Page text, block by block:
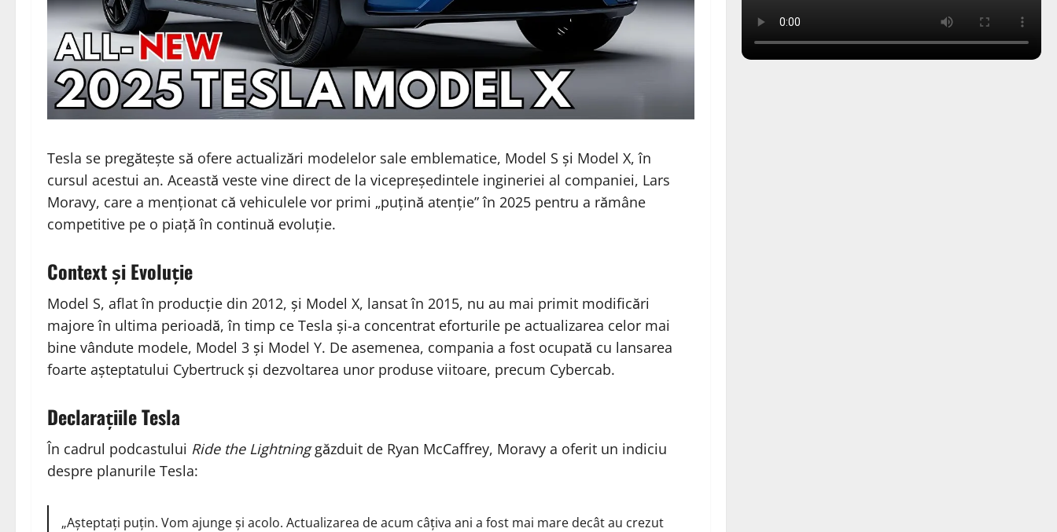
Tesla se pregătește să ofere actualizări modelelor sale emblematice, Model S și Model X, în
cursul acestui an. Această veste vine direct de la vicepreședintele ingineriei al companiei, Lars
Moravy, care a menționat că vehiculele vor primi „puțină atenție” în 2025 pentru a rămâne
competitive pe o piață în continuă evoluție.
Context și Evoluție
Model S, aflat în producție din 2012, și Model X, lansat în 2015, nu au mai primit modificări
majore în ultima perioadă, în timp ce Tesla și-a concentrat eforturile pe actualizarea celor mai
bine vândute modele, Model 3 și Model Y. De asemenea, compania a fost ocupată cu lansarea
foarte așteptatului Cybertruck și dezvoltarea unor produse viitoare, precum Cybercab.
Declarațiile Tesla
În cadrul podcastului Ride the Lightninggăzduit de Ryan McCaffrey, Moravy a oferit un indiciu
despre planurile Tesla:
„Așteptați puțin. Vom ajunge și acolo. Actualizarea de acum câțiva ani a fost mai mare decât au crezut